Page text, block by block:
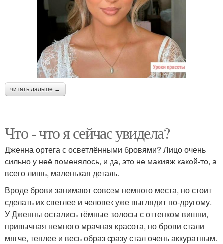
читать дальше →
Что - что я сейчас увидела?
Дженна ортега с осветлёнными бровями? Лицо очень
сильно у неё поменялось, и да, это не макияж какой-то, а
всего лишь, маленькая деталь.
Вроде брови занимают совсем немного места, но стоит
сделать их светлее и человек уже выглядит по-другому.
У Дженны остались тёмные волосы с оттенком вишни,
привычная немного мрачная красота, но брови стали
мягче, теплее и весь образ сразу стал очень аккуратным.